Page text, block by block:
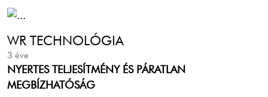
WR TECHNOLÓGIA
3 éve
NYERTES TELJESÍTMÉNY ÉS PÁRATLAN
MEGBÍZHATÓSÁG